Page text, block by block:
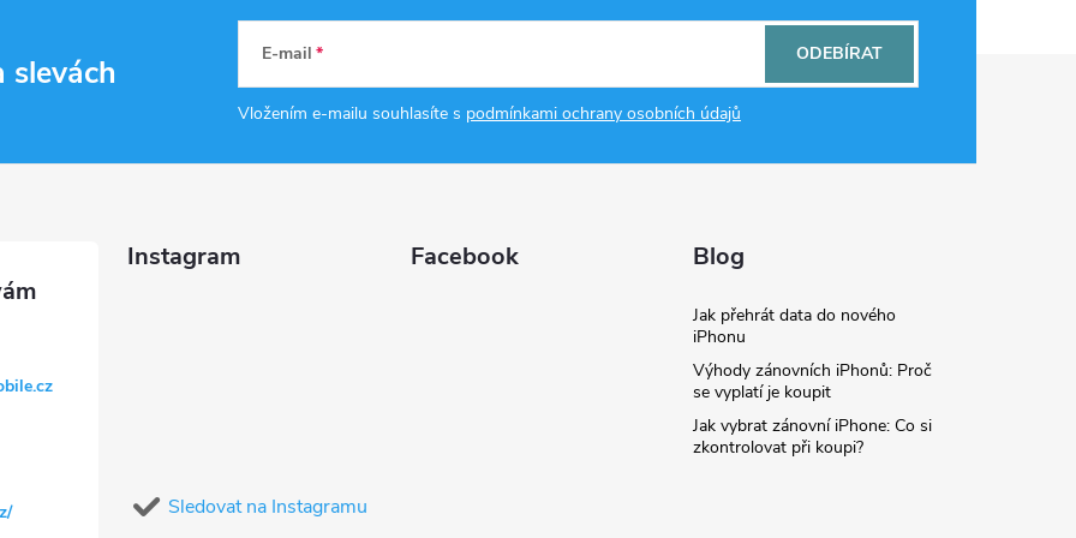
slevách E-mail
Vložením e-mailu souhlasíte s podmínkami ochrany osobních údajů
ODEBÍRAT
Instagram
Sledovat na Instagramu
Facebook Blog
Jak přehrát data do nového
iPhonu
Výhody zánovních iPhonů: Proč
se vyplatí je koupit
Jak vybrat zánovní iPhone: Co si
zkontrolovat při koupi?